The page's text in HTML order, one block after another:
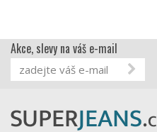
Akce, slevy na váš e-mail